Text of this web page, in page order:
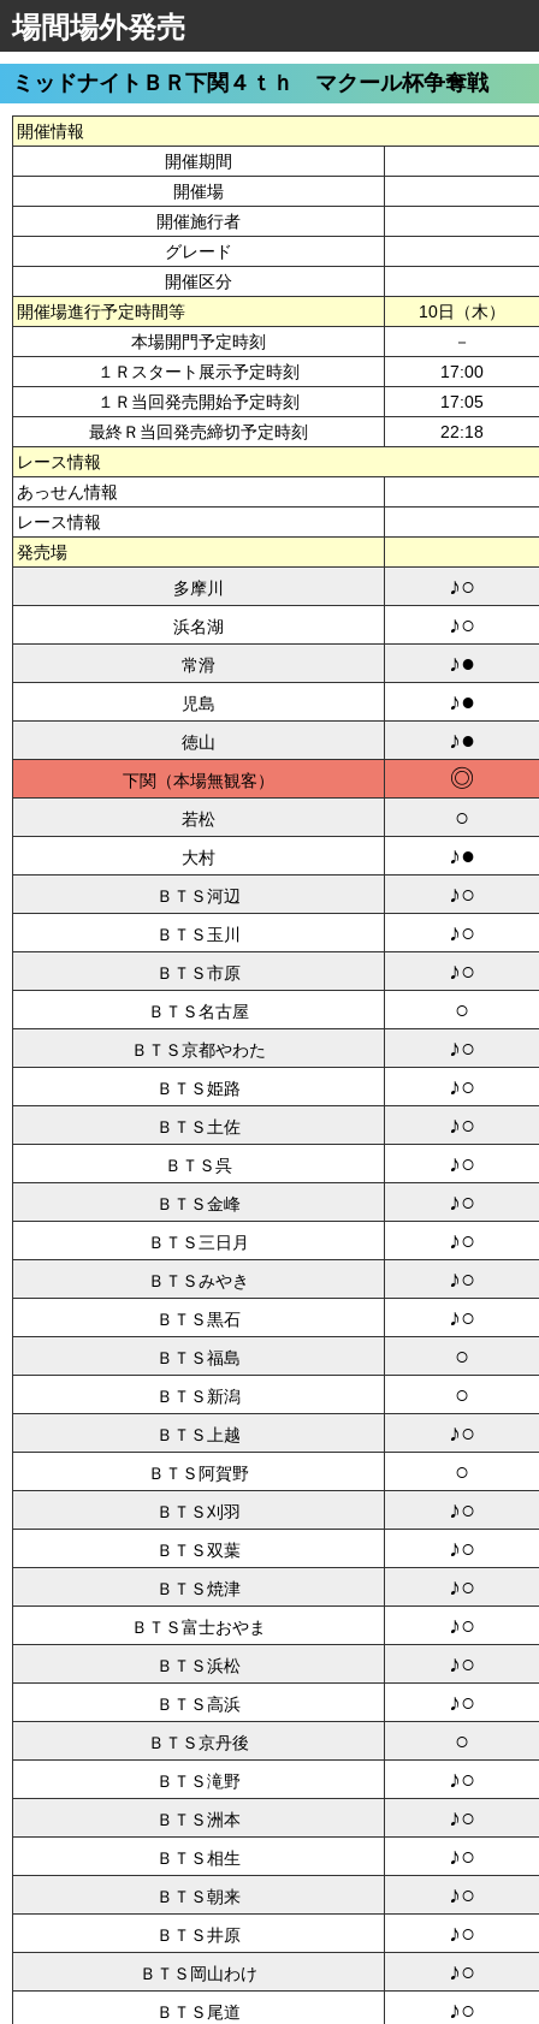
場間場外発売
ミッドナイトＢＲ下関４ｔｈ マクール杯争奪戦
開催情報
開催期間
開催場
開催施行者
グレード
開催区分
開催場進行予定時間等
10日（木）
本場開門予定時刻
－
１Ｒスタート展示予定時刻
17:00
１Ｒ当回発売開始予定時刻
17:05
最終Ｒ当回発売締切予定時刻
22:18
レース情報
あっせん情報
レース情報
発売場
多摩川
♪○
浜名湖 ♪○
常滑 ♪●
児島 ♪●
徳山 ♪●
下関 ◎
若松 ○
大村 ♪●
ＢＴＳ河辺 ♪○
ＢＴＳ玉川 ♪○
ＢＴＳ市原 ♪○
ＢＴＳ名古屋 ○
ＢＴＳ京都やわた ♪○
ＢＴＳ姫路 ♪○
ＢＴＳ土佐 ♪○
ＢＴＳ呉 ♪○
ＢＴＳ金峰 ♪○
ＢＴＳ三日月 ♪○
ＢＴＳみやき ♪○
ＢＴＳ黒石 ♪○
ＢＴＳ福島 ○
ＢＴＳ新潟 ○
ＢＴＳ上越 ♪○
ＢＴＳ阿賀野 ○
ＢＴＳ刈羽 ♪○
ＢＴＳ双葉 ♪○
ＢＴＳ焼津 ♪○
ＢＴＳ富士おやま ♪○
ＢＴＳ浜松 ♪○
ＢＴＳ高浜 ♪○
ＢＴＳ京丹後 ○
ＢＴＳ滝野 ♪○
ＢＴＳ洲本 ♪○
ＢＴＳ相生 ♪○
ＢＴＳ朝来 ♪○
ＢＴＳ井原 ♪○
ＢＴＳ岡山わけ ♪○
ＢＴＳ尾道 ♪○